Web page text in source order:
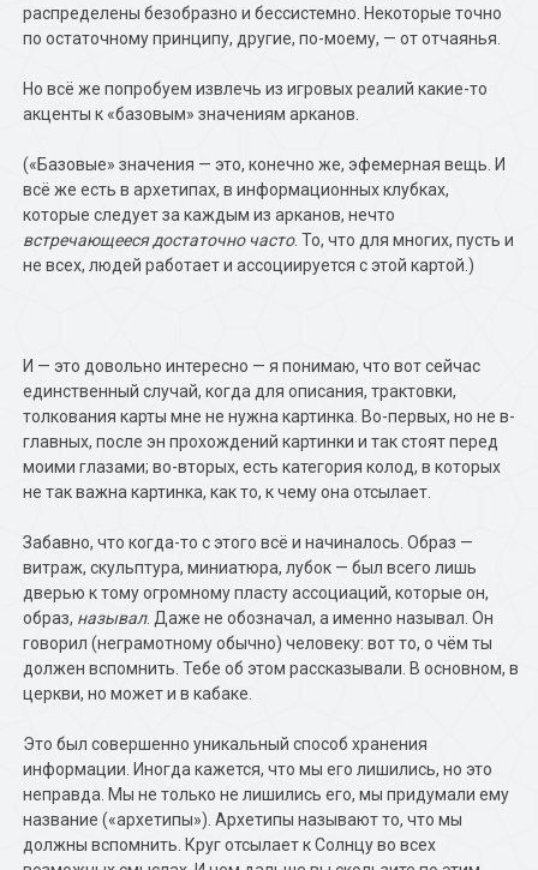
распределены безобразно и бессистемно. Некоторые точно
по остаточному принципу, другие, по-моему, — от отчаянья.
Но всё же попробуем извлечь из игровых реалий какие-то
акценты к «базовым» значениям арканов.
(«Базовые» значения — это, конечно же, эфемерная вещь. И
всё же есть в архетипах, в информационных клубках,
которые следует за каждым из арканов, нечто
встречающееся достаточно часто. То, что для многих, пусть и
не всех, людей работает и ассоциируется с этой картой.)
И — это довольно интересно — я понимаю, что вот сейчас
единственный случай, когда для описания, трактовки,
толкования карты мне не нужна картинка. Во-первых, но не в-
главных, после эн прохождений картинки и так стоят перед
моими глазами; во-вторых, есть категория колод, в которых
не так важна картинка, как то, к чему она отсылает.
Забавно, что когда-то с этого всё и начиналось. Образ —
витраж, скульптура, миниатюра, лубок — был всего лишь
дверью к тому огромному пласту ассоциаций, которые он,
образ, называл. Даже не обозначал, а именно называл. Он
говорил (неграмотному обычно) человеку: вот то, о чём ты
должен вспомнить. Тебе об этом рассказывали. В основном, в
церкви, но может и в кабаке.
Это был совершенно уникальный способ хранения
информации. Иногда кажется, что мы его лишились, но это
неправда. Мы не только не лишились его, мы придумали ему
название («архетипы»). Архетипы называют то, что мы
должны вспомнить. Круг отсылает к Солнцу во всех